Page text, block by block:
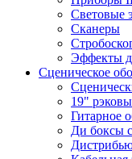
Световые
Сканеры
Эффекты
Сценическое
19"
Гитарное
Ди боксы